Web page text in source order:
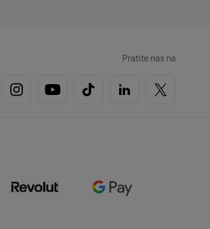
Pratite nas na